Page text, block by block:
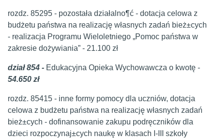
rozdz. 85295 - pozostała działalno¶ć - dotacja celowa z
budżetu państwa na realizację własnych zadań bież±cych
- realizacja Programu Wieloletniego „Pomoc państwa w
zakresie dożywiania” - 21.100 zł
dział 854 - Edukacyjna Opieka Wychowawcza o kwotę -
54.650 zł
rozdz. 85415 - inne formy pomocy dla uczniów, dotacja
celowa z budżetu państwa na realizację własnych zadań
bież±cych - dofinansowanie zakupu podręczników dla
dzieci rozpoczynaj±cych naukę w klasach I-III szkoły